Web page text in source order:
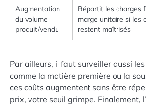
Augmentation
du volume
produit/vendu
Répartit les charges
marge unitaire si les
restent maîtrisés
Par ailleurs, il faut surveiller aussi
comme la matière première ou la
ces coûts augmentent sans être
prix, votre seuil grimpe. Finalement,